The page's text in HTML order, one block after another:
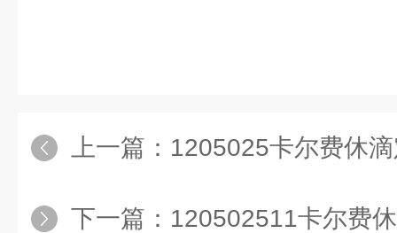
上一篇： 1205025卡尔费休
下一篇： 120502511卡尔费休